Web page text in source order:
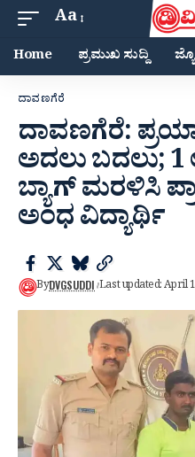
Aa
Home ಪ್ರಮುಖ ಸುದ್ದಿ
ದಾವಣಗೆರೆ
ದಾವಣಗೆರೆ:
ಅದಲು ಬದಲು; 1
ಬ್ಯಾಗ್ ಮರಳಿಸಿ
ಅಂಧ ವಿದ್ಯಾರ್ಥಿ
ByDVGSUDDI Last updated: April